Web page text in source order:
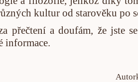
kultur od starověku po
přečtení a doufám, že jste
informace.